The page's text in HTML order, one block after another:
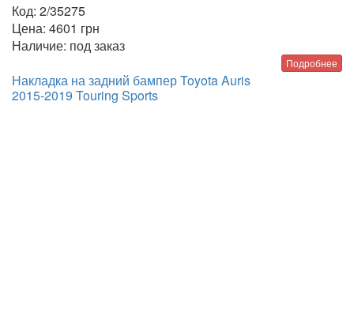
Код: 2/35275
Цена: 4601 грн
Наличие: под заказ
Подробнее
Накладка на задний бампер Toyota Auris
2015-2019 Touring Sports